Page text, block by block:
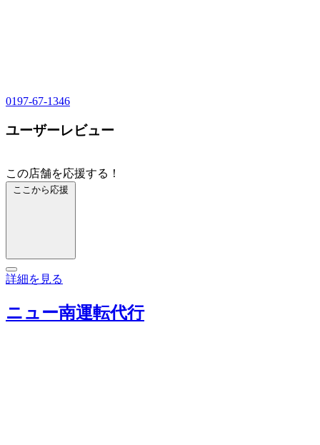
0197-67-1346
ユーザーレビュー
この店舗を応援する！
ここから応援
詳細を見る
ニュー南運転代行